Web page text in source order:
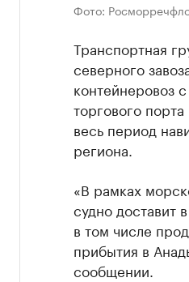
Фото:
Транспортная
северного
контейнеровоз
торгового
весь период
региона.
«В рамках
судно доставит
в том числе
прибытия в
сообщении.